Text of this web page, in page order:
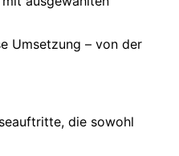
Umsetzung – von der
die sowohl